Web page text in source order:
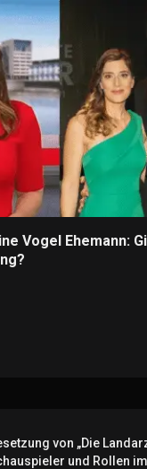
Vogel Ehemann:
von „Die
und Rollen